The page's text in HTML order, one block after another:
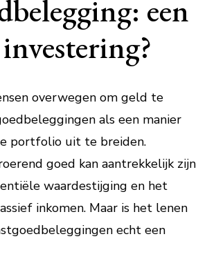
een
overwegen om geld te
als een manier
portfolio uit te breiden.
goed kan aantrekkelijk zijn
waardestijging en het
inkomen. Maar is het lenen
echt een